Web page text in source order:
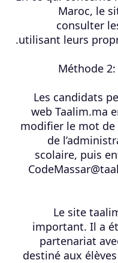
Maroc, le
consulter
utilisant leurs
Méthode 2:
Les candidats
web Taalim.ma
modifier le mot
de
scolaire, puis
Le site
important. Il a
partenariat
destiné aux